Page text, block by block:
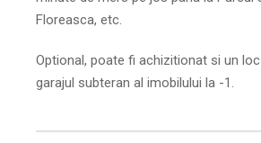
Floreasca, etc.
Optional, poate fi achizitionat si un
garajul subteran al imobilului la -1.